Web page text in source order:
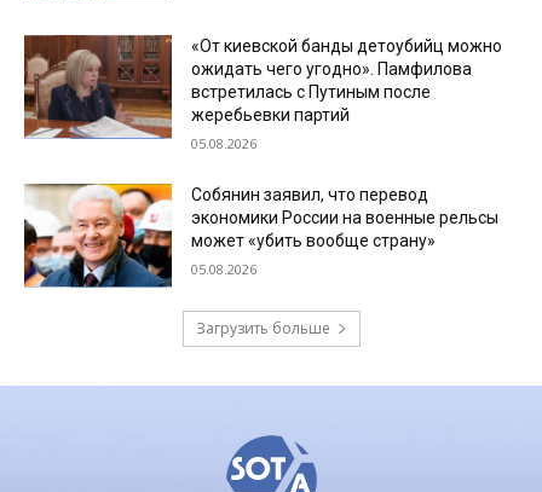
«От киевской банды детоубийц можно
ожидать чего угодно». Памфилова
встретилась с Путиным после
жеребьевки партий
05.08.2026
Собянин заявил, что перевод
экономики России на военные рельсы
может «убить вообще страну»
05.08.2026
Загрузить больше